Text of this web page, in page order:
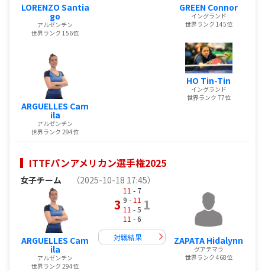
LORENZO Santia
go
アルゼンチン
世界ランク 156位
ARGUELLES Cam
ila
アルゼンチン
世界ランク 294位
GREEN Connor
イングランド
世界ランク 145位
HO Tin-Tin
イングランド
世界ランク 77位
ITTFパンアメリカン選手権2025
女子チーム （2025-10-18 17:45）
ARGUELLES Cam
ila
アルゼンチン
世界ランク 294位
3
11 - 7
9 - 11
11 - 5
11 - 6
1
対戦結果 ZAPATA Hidalynn
グアテマラ
世界ランク 468位